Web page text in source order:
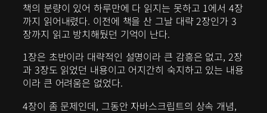
책의 분량이 있어 하루만에 다 읽지는 못하고 1에서 4장
까지 읽어내렸다. 이전에 책을 산 그날 대략 2장인가 3
장까지 읽고 방치해뒀던 기억이 난다.
1장은 초반이라 대략적인 설명이라 큰 감흥은 없고, 2장
과 3장도 읽었던 내용이고 어지간히 숙지하고 있는 내용
이라 큰 어려움은 없었다.
4장이 좀 문제인데, 그동안 자바스크립트의 상속 개념,